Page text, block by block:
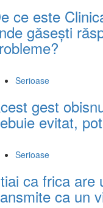
ce este
găsești
Serioase
gest
evitat,
Serioase
ca frica are
ca un